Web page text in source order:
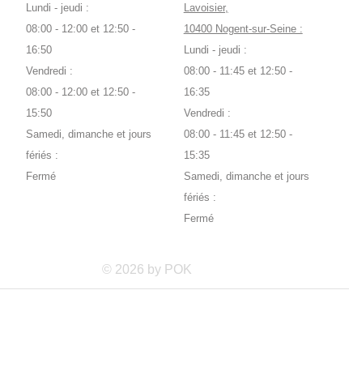
Lundi - jeudi :
08:00 - 12:00 et 12:50 -
16:50
Vendredi :
08:00 - 12:00 et 12:50 -
15:50
Samedi, dimanche et jours
fériés :
Fermé
Lavoisier,
10400 Nogent-sur-Seine :
Lundi - jeudi :
08:00 - 11:45 et 12:50 -
16:35
Vendredi :
08:00 - 11:45 et 12:50 -
15:35
Samedi, dimanche et jours
fériés :
Fermé
© 2026 by POK